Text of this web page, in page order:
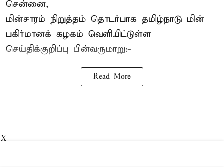
சென்னை,
மின்சாரம் நிறுத்தம் தொடர்பாக தமிழ்நாடு மின்
பகிர்மானக் கழகம் வெளியிட்டுள்ள
செய்திக்குறிப்பு பின்வருமாறு:-
Read More
X